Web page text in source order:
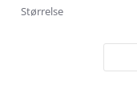
Størrelse